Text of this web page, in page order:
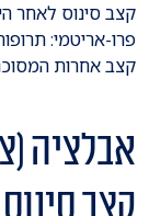
קצב סינוס לאחר
פרו-אריטמי:
קצב אחרות
אבלציה